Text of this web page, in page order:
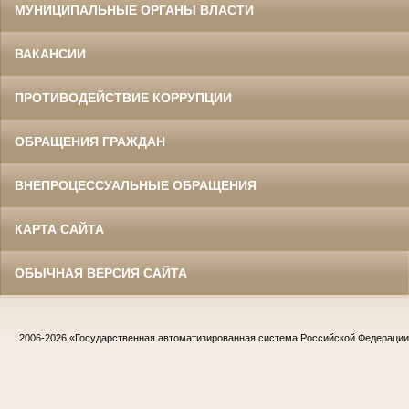
МУНИЦИПАЛЬНЫЕ ОРГАНЫ ВЛАСТИ
ВАКАНСИИ
ПРОТИВОДЕЙСТВИЕ КОРРУПЦИИ
ОБРАЩЕНИЯ ГРАЖДАН
ВНЕПРОЦЕССУАЛЬНЫЕ ОБРАЩЕНИЯ
КАРТА САЙТА
ОБЫЧНАЯ ВЕРСИЯ САЙТА
2006-2026 «Государственная автоматизированная система Российской